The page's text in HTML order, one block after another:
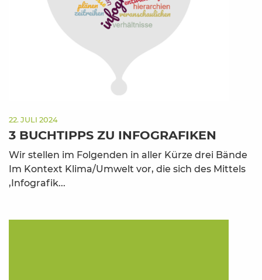
22. JULI 2024
3 BUCHTIPPS ZU INFOGRAFIKEN
Wir stellen im Folgenden in aller Kürze drei Bände
Im Kontext Klima/Umwelt vor, die sich des Mittels
‚Infografik...